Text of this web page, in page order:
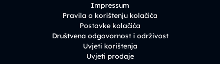
Impressum
Pravila o korištenju kolačića
Postavke kolačića
Društvena odgovornost i održivost
Uvjeti korištenja
Uvjeti prodaje